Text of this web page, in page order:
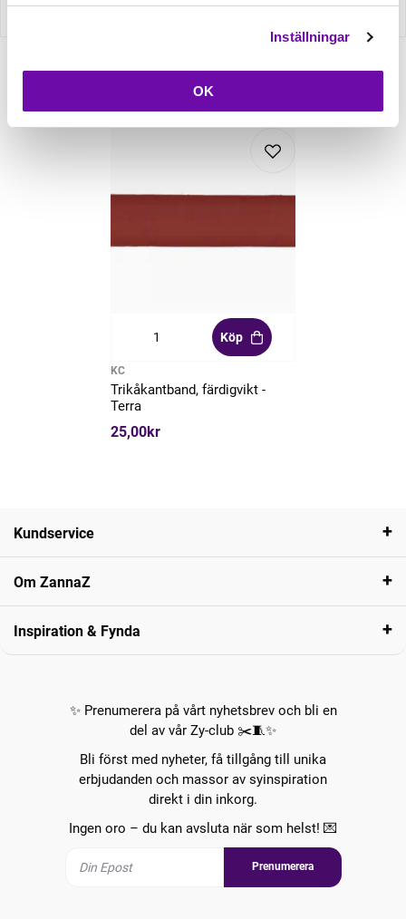
Inställningar
OK
Recensioner
Relaterade produkter
Köp
KC
Trikåkantband, färdigvikt -
Terra
25,00kr
Kundservice
Om ZannaZ
Inspiration & Fynda
✨ Prenumerera på vårt nyhetsbrev och bli en
del av vår Zy-club ✂️🧵✨
Bli först med nyheter, få tillgång till unika
erbjudanden och massor av syinspiration
direkt i din inkorg.
Ingen oro – du kan avsluta när som helst! 💌
Prenumerera